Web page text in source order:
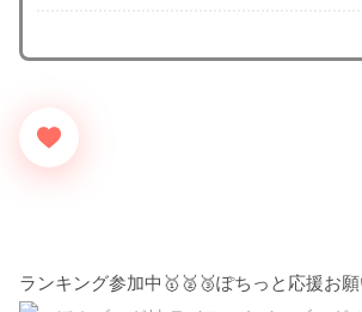
ランキング参加中🥇🥈🥉ぽちっと応援お